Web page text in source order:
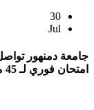
30
Jul
جامعة دمنهور
امتحان فوري لـ 45 مواطن أمي بمركز الأبعادية ب